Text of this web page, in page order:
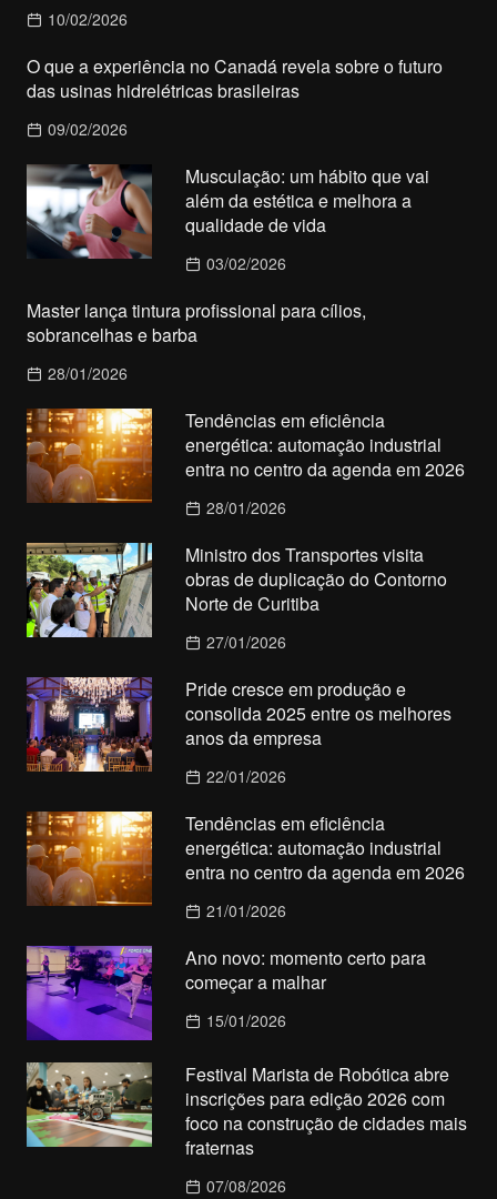
10/02/2026
O que a experiência no Canadá revela sobre o futuro
das usinas hidrelétricas brasileiras
09/02/2026
Musculação: um hábito que vai
além da estética e melhora a
qualidade de vida
03/02/2026
Master lança tintura profissional para cílios,
sobrancelhas e barba
28/01/2026
Tendências em eficiência
energética: automação industrial
entra no centro da agenda em 2026
28/01/2026
Ministro dos Transportes visita
obras de duplicação do Contorno
Norte de Curitiba
27/01/2026
Pride cresce em produção e
consolida 2025 entre os melhores
anos da empresa
22/01/2026
Tendências em eficiência
energética: automação industrial
entra no centro da agenda em 2026
21/01/2026
Ano novo: momento certo para
começar a malhar
15/01/2026
Festival Marista de Robótica abre
inscrições para edição 2026 com
foco na construção de cidades mais
fraternas
07/08/2026